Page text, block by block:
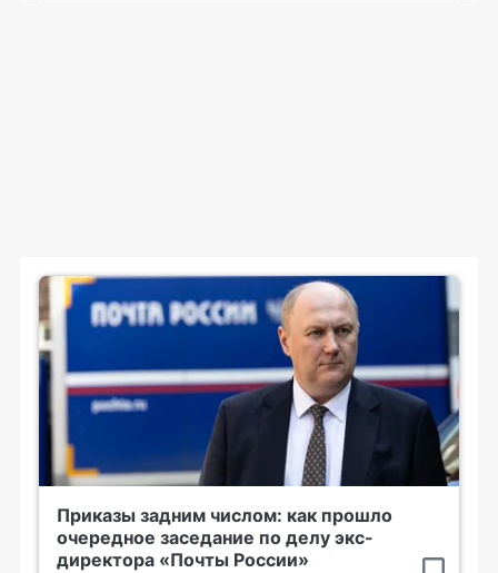
Приказы задним числом: как прошло
очередное заседание по делу экс-
директора «Почты России»